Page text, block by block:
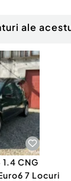
ale
CNG
7 Locuri